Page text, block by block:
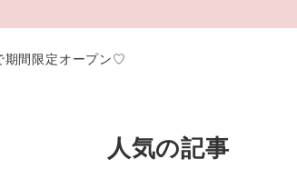
期間限定オープン♡
人気の記事